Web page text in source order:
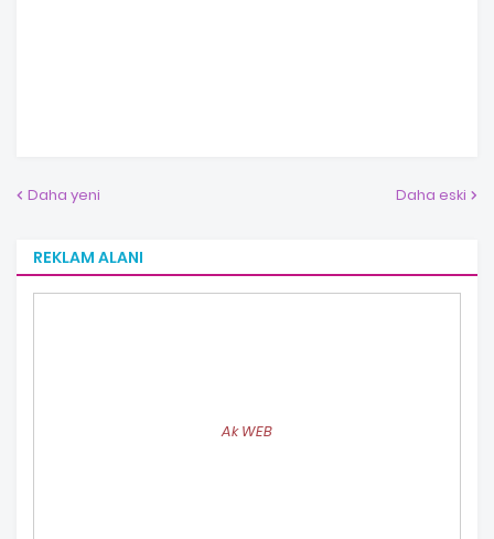
Daha yeni Daha eski
REKLAM ALANI
Ak WEB